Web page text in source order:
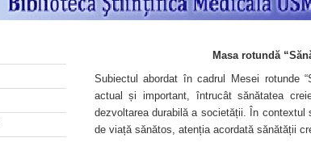
Masa rotundă
Subiectul abordat în cadrul Mesei rotunde
actual și important, întrucât sănătatea
dezvoltarea durabilă a societății. În contextul
de viață sănătos, atenția acordată sănătății